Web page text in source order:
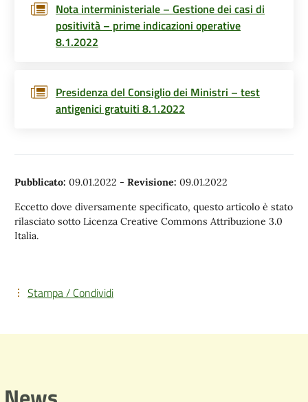
Nota interministeriale – Gestione dei casi di
positività – prime indicazioni operative
8.1.2022
Presidenza del Consiglio dei Ministri – test
antigenici gratuiti 8.1.2022
Pubblicato: 09.01.2022 - Revisione: 09.01.2022
Eccetto dove diversamente specificato, questo articolo è stato
rilasciato sotto Licenza Creative Commons Attribuzione 3.0
Italia.
Stampa / Condividi